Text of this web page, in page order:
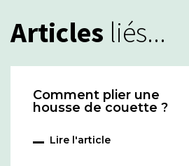
Articles liés...
Comment plier une
housse de couette ?
Lire l'article